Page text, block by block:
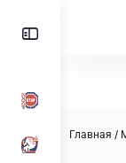
Главная /